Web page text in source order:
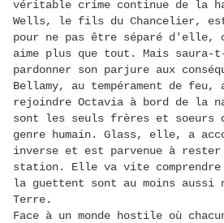
véritable crime continue de la
Wells, le fils du Chancelier,
pour ne pas être séparé
aime plus que tout. Mais
pardonner son parjure aux
Bellamy, au tempérament de
rejoindre Octavia à bord de la
sont les seuls frères et soeurs
genre humain. Glass, elle, a
inverse et est parvenue à
station. Elle va vite comprendre
la guettent sont au moins aussi
Terre.
Face à un monde hostile où